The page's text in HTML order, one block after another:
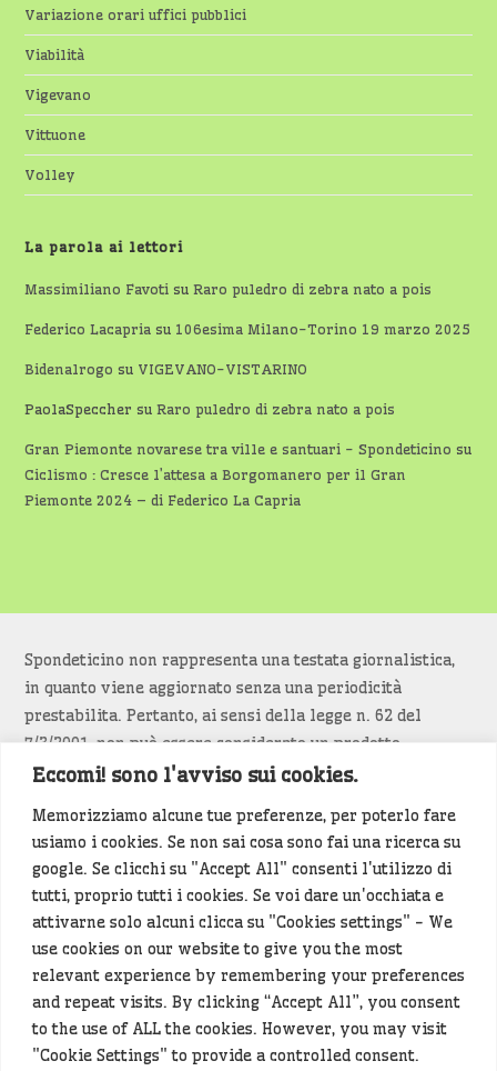
Eccomi! sono l'avviso sui cookies.
Memorizziamo alcune tue preferenze, per poterlo fare
usiamo i cookies. Se non sai cosa sono fai una ricerca su
google. Se clicchi su "Accept All" consenti l'utilizzo di
tutti, proprio tutti i cookies. Se voi dare un'occhiata e
attivarne solo alcuni clicca su "Cookies settings" - We
use cookies on our website to give you the most
relevant experience by remembering your preferences
and repeat visits. By clicking “Accept All”, you consent
to the use of ALL the cookies. However, you may visit
"Cookie Settings" to provide a controlled consent.
Variazione orari uffici pubblici
Viabilità
Vigevano
Vittuone
Volley
La parola ai lettori
Massimiliano Favoti suRaro puledro di zebra nato a pois
Federico Lacapria su 106esima Milano-Torino 19 marzo 2025
Bidenalrogo su VIGEVANO-VISTARINO
PaolaSpeccher suRaro puledro di zebra nato a pois
Gran Piemonte novarese tra ville e santuari - Spondeticino su
Ciclismo : Cresce l’attesa a Borgomanero per il Gran
Piemonte 2024 – di Federico La Capria
Spondeticino non rappresenta una testata giornalistica,
in quanto viene aggiornato senza una periodicità
prestabilita. Pertanto, ai sensi della legge n. 62 del
7/3/2001, non può essere considerato un prodotto
editoriale.
Siamo attenti a non violare copyright e diritti
d’immagine. Se un contenuto è di tua proprietà e vuoi
richiederne la rimozionediccelo(<- clicca per inviarci un
messaggio).
Alcuni articoli sono generati in bozza rielaborando, con
l'intelligenza artificiale generativa, contenuti
provenienti da fonti istituzionali e altri siti di interesse
locale. Prima della pubblicazioni l'articolo viene
controllato dalla redazione.